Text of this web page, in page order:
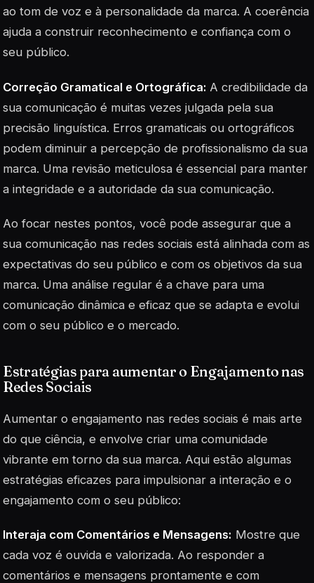
ao tom de voz e à personalidade da marca. A coerência
ajuda a construir reconhecimento e confiança com o
seu público.
Correção Gramatical e Ortográfica: A credibilidade da
sua comunicação é muitas vezes julgada pela sua
precisão linguística. Erros gramaticais ou ortográficos
podem diminuir a percepção de profissionalismo da sua
marca. Uma revisão meticulosa é essencial para manter
a integridade e a autoridade da sua comunicação.
Ao focar nestes pontos, você pode assegurar que a
sua comunicação nas redes sociais está alinhada com as
expectativas do seu público e com os objetivos da sua
marca. Uma análise regular é a chave para uma
comunicação dinâmica e eficaz que se adapta e evolui
com o seu público e o mercado.
Estratégias para aumentar o Engajamento nas
Redes Sociais
Aumentar o engajamento nas redes sociais é mais arte
do que ciência, e envolve criar uma comunidade
vibrante em torno da sua marca. Aqui estão algumas
estratégias eficazes para impulsionar a interação e o
engajamento com o seu público:
Interaja com Comentários e Mensagens: Mostre que
cada voz é ouvida e valorizada. Ao responder a
comentários e mensagens prontamente e com